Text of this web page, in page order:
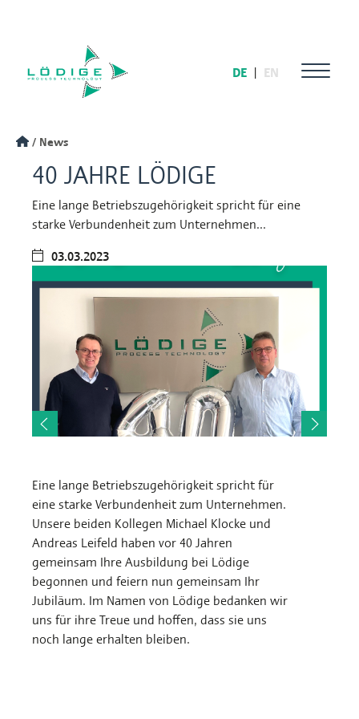
DE | EN
News
40 JAHRE LÖDIGE
Eine lange Betriebszugehörigkeit spricht für eine
starke Verbundenheit zum Unternehmen...
03.03.2023
Eine lange Betriebszugehörigkeit spricht für
eine starke Verbundenheit zum Unternehmen.
Unsere beiden Kollegen Michael Klocke und
Andreas Leifeld haben vor 40 Jahren
gemeinsam Ihre Ausbildung bei Lödige
begonnen und feiern nun gemeinsam Ihr
Jubiläum. Im Namen von Lödige bedanken wir
uns für ihre Treue und hoffen, dass sie uns
noch lange erhalten bleiben.